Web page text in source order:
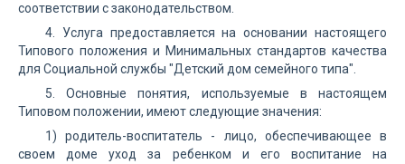
соответствии с законодательством.
4. Услуга предоставляется на основании настоящего
Типового положения и Минимальных стандартов качества
для Социальной службы "Детский дом семейного типа".
5. Основные понятия, используемые в настоящем
Типовом положении, имеют следующие значения:
1) родитель-воспитатель - лицо, обеспечивающее в
своем доме уход за ребенком и его воспитание на